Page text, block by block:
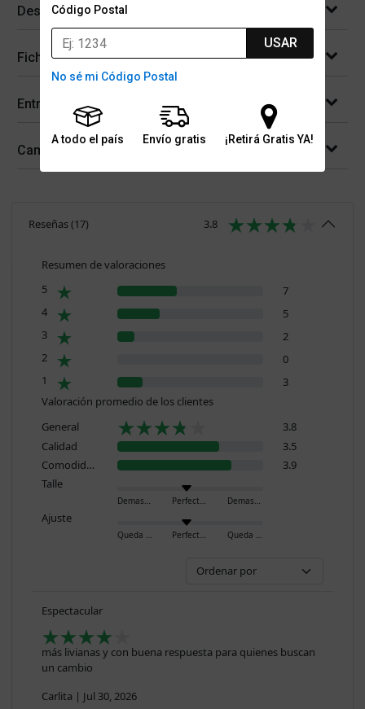
Código Postal
USAR
No sé mi Código Postal
A todo el país Envío gratis ¡Retirá Gratis YA!
Descripción
Ficha técnica
Entregas
Cambios y devoluciones
Reseñas(17) 3.8
Resumen de valoraciones
5
7
4
5
3
2
2
0
1
3
Valoración promedio de los clientes
General
3.8
Calidad
3.5
Comodidad
3.9
Talle
Demasiado pequeño Perfecto Demasiado grande
Ajuste
Queda ajustado Perfecto Queda holgado
Espectacular
más livianas y con buena respuesta para quienes buscan
un cambio
Carlita | Jul 30, 2026